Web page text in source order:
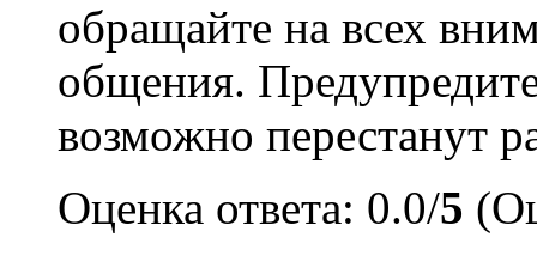
обращайте на всех
общения.
возможно перестанут
Оценка ответа: 0.0/5